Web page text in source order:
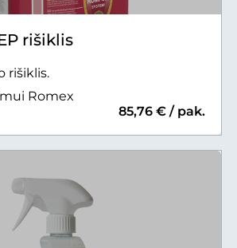
rišiklis
rišiklis.
Romex
85,76 € / pak.